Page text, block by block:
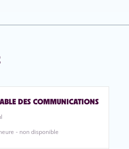
DES COMMUNICATIONS
- non disponible